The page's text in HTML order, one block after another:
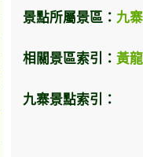
景點所屬景區： 九
相關景區索引： 黃
九寨景點索引：